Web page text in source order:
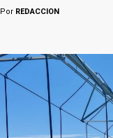
Por REDACCION